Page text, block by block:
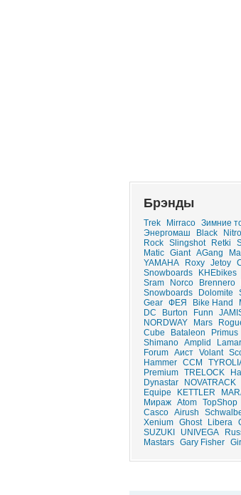
Брэнды
Trek Mirraco Зимние
Энергомаш
Black Nitro
Rock Slingshot Retki
Matic Giant AGang
YAMAHA
Roxy Jetoy
Snowboards
KHEbikes
Sram
Norco Brennero
Snowboards
Dolomite
Gear ФЕЯ Bike Hand
DC
Burton Funn
NORDWAY
Mars
Cube
Bataleon Primus
Shimano Amplid Lamar
Forum Аист Volant
Hammer CCM
Premium TRELOCK
Dynastar
NOVATRACK
Equipe
KETTLER
Мираж Atom TopShop
Casco Airush
Xenium Ghost Libera
SUZUKI
UNIVEGA
Mastars Gary Fisher